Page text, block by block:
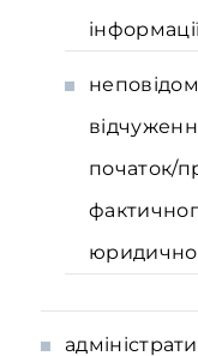
початок/